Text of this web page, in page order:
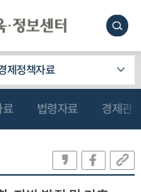
제정책자료
료 법령자료 경제관